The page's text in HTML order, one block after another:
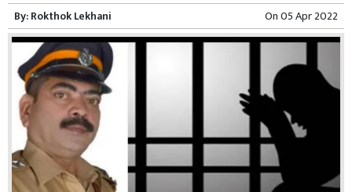
By:Rokthok Lekhani On05 Apr 2022